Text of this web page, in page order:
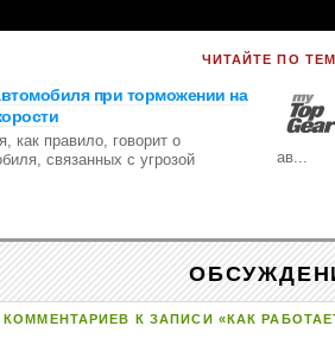
ЧИТАЙТЕ ПО
при торможении на
как правило, говорит о
связанных с угрозой
ав...
КОММЕНТАРИЕВ К ЗАПИСИ «КАК